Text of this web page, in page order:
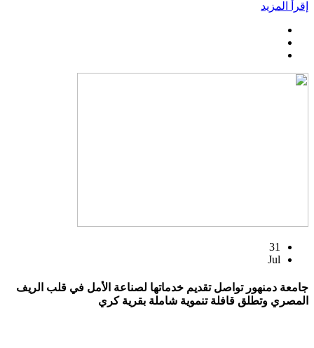
إقرأ المزيد
31
Jul
جامعة دمنهور تواصل تقديم خدماتها لصناعة الأمل في قلب الريف
المصري وتطلق قافلة تنموية شاملة بقرية كري